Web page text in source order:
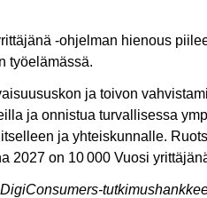
-ohjelman hienous
työelämässä.
ja toivon
ja onnistua turvallisessa
ja yhteiskunnalle.
2027 on 10 000 Vuosi